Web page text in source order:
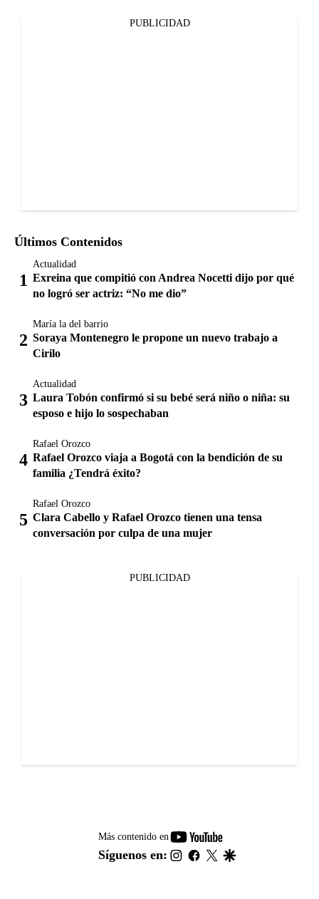
PUBLICIDAD
Últimos Contenidos
Actualidad
Exreina que compitió con Andrea Nocetti dijo por qué
no logró ser actriz: “No me dio”
María la del barrio
Soraya Montenegro le propone un nuevo trabajo a
Cirilo
Actualidad
Laura Tobón confirmó si su bebé será niño o niña: su
esposo e hijo lo sospechaban
Rafael Orozco
Rafael Orozco viaja a Bogotá con la bendición de su
familia ¿Tendrá éxito?
Rafael Orozco
Clara Cabello y Rafael Orozco tienen una tensa
conversación por culpa de una mujer
PUBLICIDAD
Más contenido en
youtube-
footer
Síguenos en: instagram
facebook
twitter